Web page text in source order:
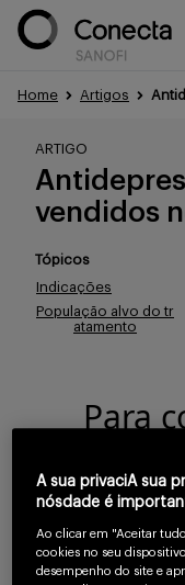
Eventos
Treinamentos
Portfólio
Serviços
Home Artigos
ARTIGO
vendidos
Tópicos
Indicações
População alvo do tr
atamento
Para
um
A sua privaciA sua
nósdade é
Ao clicar em "Aceitar
cookies no seu
desempenho do site e